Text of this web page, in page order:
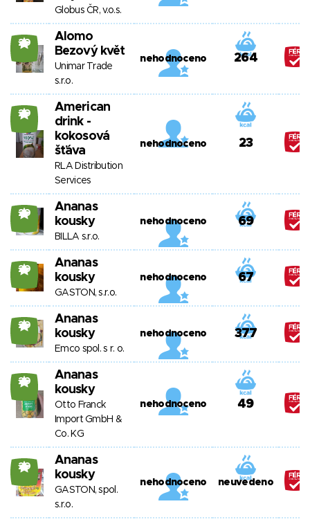
Globus ČR, v.o.s.
20
Alomo
Bezový květ
Unimar Trade
s.r.o.
nehodnoceno 264
20
American
drink -
kokosová
šťáva
RLA Distribution
Services
nehodnoceno 23
20
Ananas
kousky
BILLA s.r.o.
nehodnoceno 69
20
Ananas
kousky
GASTON, s.r.o.
nehodnoceno 67
20
Ananas
kousky
Emco spol. s r. o.
nehodnoceno 377
20
Ananas
kousky
Otto Franck
Import GmbH &
Co. KG
nehodnoceno 49
20
Ananas
kousky
GASTON, spol.
s.r.o.
nehodnoceno neuvedeno